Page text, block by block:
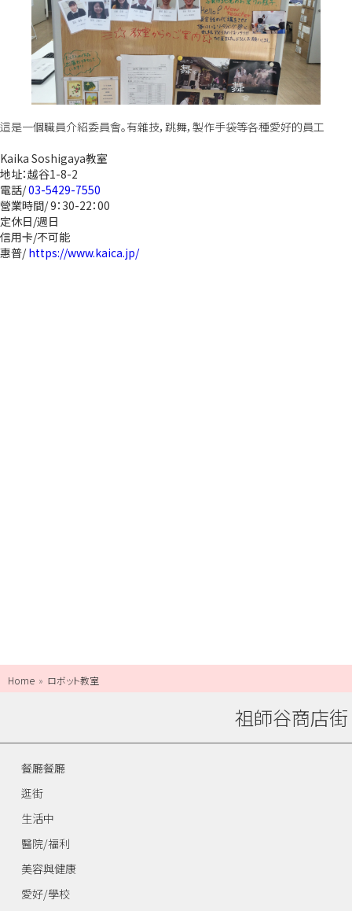
這是一個職員介紹委員會。有雜技，跳舞，製作手袋等各種愛好的員工
Kaika Soshigaya教室
地址：越谷1-8-2
電話/03-5429-7550
營業時間/ 9：30-22：00
定休日/週日
信用卡/不可能
惠普/https://www.kaica.jp/
Home ロボット教室
祖師谷商店街
餐廳餐廳
逛街
生活中
醫院/福利
美容與健康
愛好/學校